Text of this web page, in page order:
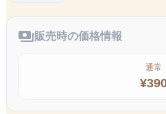
payments販売時の価格情報
通常
¥